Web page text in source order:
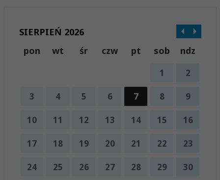
SIERPIEŃ 2026
pon
wt śr czw pt sob ndz
1 2
3 4 5 6 7 8 9
10 11 12 13 14 15 16
17 18 19 20 21 22 23
24 25 26 27 28 29 30